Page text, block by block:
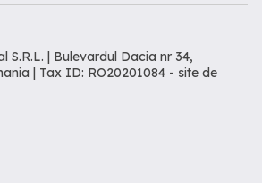
S.R.L. | Bulevardul Dacia nr 34,
| Tax ID: RO20201084 - site de